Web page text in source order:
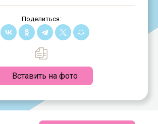
Поделиться:
Вставить на фото